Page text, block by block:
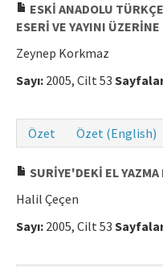
ESKİ ANADOLU
ESERİ VE YAYINI ÜZERİNE
Zeynep Korkmaz
Sayı: 2005, Cilt 53
Özet
Özet (English)
SURİYE'DEKİ EL
Halil Çeçen
Sayı: 2005, Cilt 53